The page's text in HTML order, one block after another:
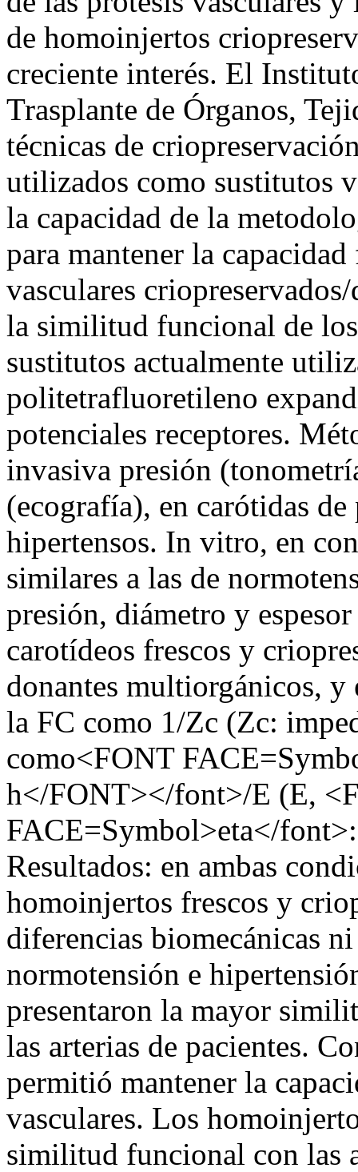
de homoinjertos
creciente interés. El
Trasplante de Órganos,
técnicas de
utilizados como sustitutos
la capacidad de la
para mantener la
vasculares
la similitud funcional de
sustitutos actualmente
politetrafluoretileno
potenciales receptores.
invasiva presión
(ecografía), en carótidas
hipertensos. In vitro, en
similares a las de
presión, diámetro y
carotídeos frescos y
donantes multiorgánicos, y
la FC como 1/Zc (Zc:
como<FONT
h</FONT></font>/E (E,
FACE=Symbol>eta</
Resultados: en ambas
homoinjertos frescos y
diferencias biomecánicas
normotensión e
presentaron la mayor
las arterias de pacientes.
permitió mantener la
vasculares. Los
similitud funcional con las